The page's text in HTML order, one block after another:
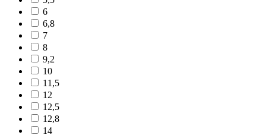
6
6,8
7
8
9,2
10
11,5
12
12,5
12,8
14